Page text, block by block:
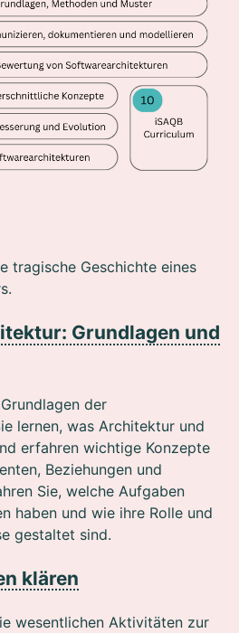
tragische Geschichte eines
Grundlagen und
der
lernen, was Architektur und
erfahren wichtige Konzepte
Beziehungen und
Sie, welche Aufgaben
haben und wie ihre Rolle und
gestaltet sind.
klären
wesentlichen Aktivitäten zur